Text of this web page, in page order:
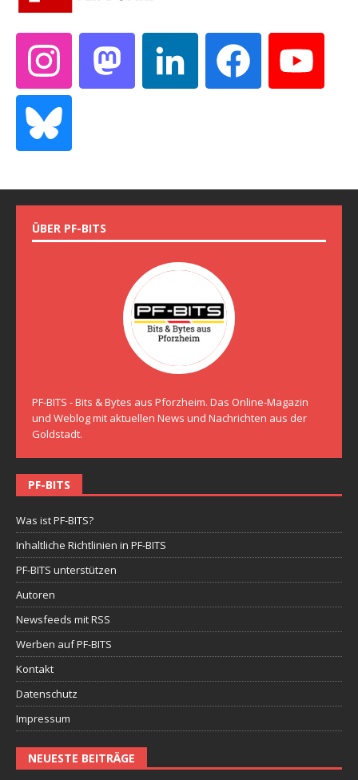
ÜBER PF-BITS
PF-BITS - Bits & Bytes aus Pforzheim. Das Online-Magazin
und Weblog mit aktuellen News und Nachrichten aus der
Goldstadt.
PF-BITS
Was ist PF-BITS?
Inhaltliche Richtlinien in PF-BITS
PF-BITS unterstützen
Autoren
Newsfeeds mit RSS
Werben auf PF-BITS
Kontakt
Datenschutz
Impressum
NEUESTE BEITRÄGE